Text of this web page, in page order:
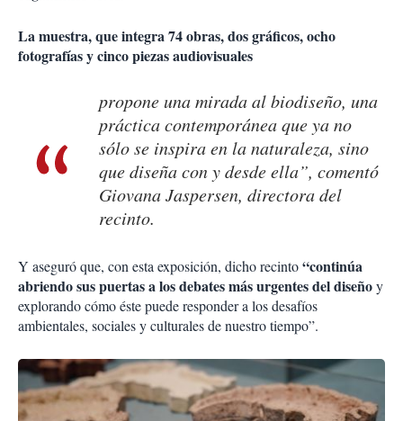
La muestra, que integra 74 obras, dos gráficos, ocho
fotografías y cinco piezas audiovisuales
propone una mirada al biodiseño, una
práctica contemporánea que ya no
sólo se inspira en la naturaleza, sino
que diseña con y desde ella”, comentó
Giovana Jaspersen, directora del
recinto.
Y aseguró que, con esta exposición, dicho recinto“continúa
abriendo sus puertas a los debates más urgentes del diseñoy
explorando cómo éste puede responder a los desafíos
ambientales, sociales y culturales de nuestro tiempo”.